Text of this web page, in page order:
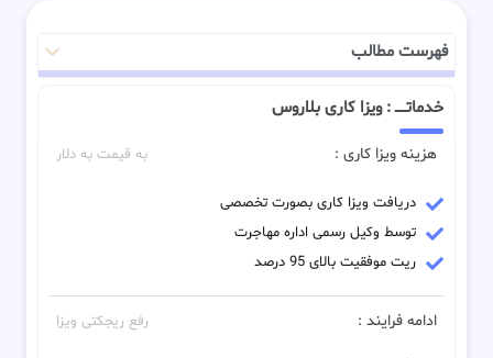
فهرست مطالب
خدماتـــــ : ویزا کاری بلاروس
هزینه ویزا کاری : به قیمت به دلار
دریافت ویزا کاری بصورت تخصصی
توسط وکیل رسمی اداره مهاجرت
ریت موفقیت بالای 95 درصد
ادامه فرایند : رفع ریجکتی ویزا